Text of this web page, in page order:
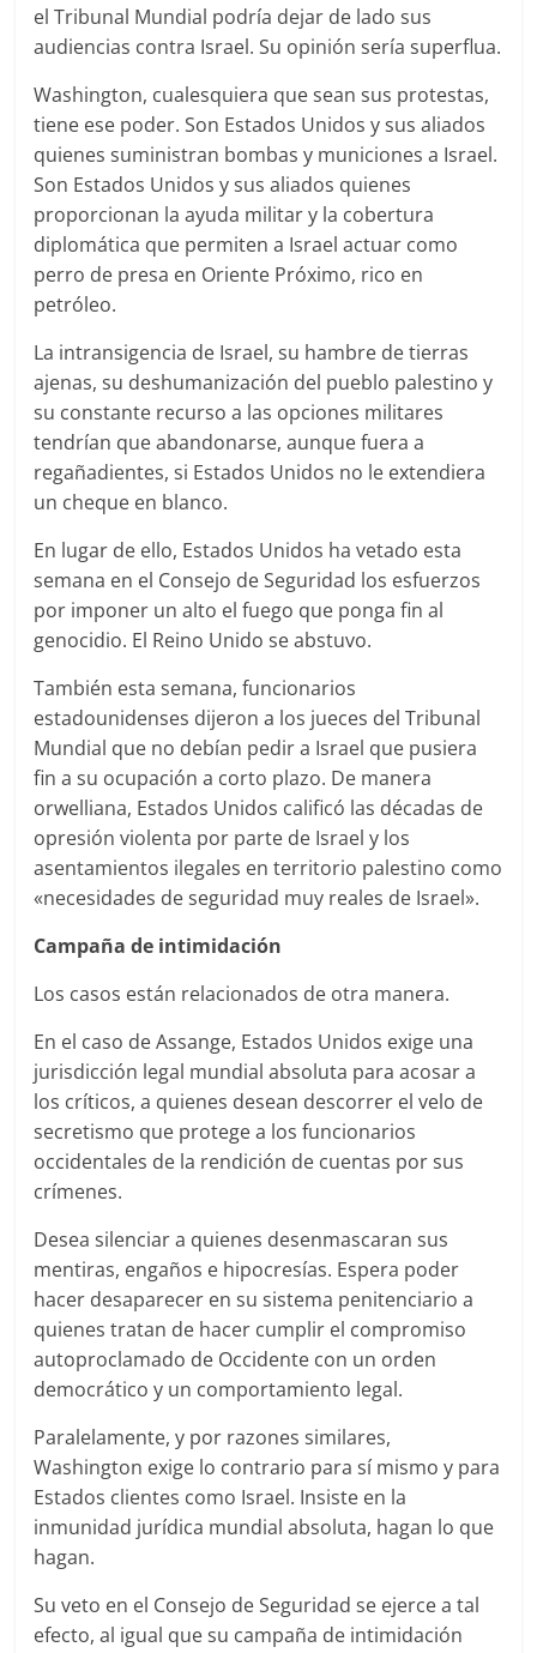
el Tribunal Mundial podría dejar de lado sus
audiencias contra Israel. Su opinión sería superflua.
Washington, cualesquiera que sean sus protestas,
tiene ese poder. Son Estados Unidos y sus aliados
quienes suministran bombas y municiones a Israel.
Son Estados Unidos y sus aliados quienes
proporcionan la ayuda militar y la cobertura
diplomática que permiten a Israel actuar como
perro de presa en Oriente Próximo, rico en
petróleo.
La intransigencia de Israel, su hambre de tierras
ajenas, su deshumanización del pueblo palestino y
su constante recurso a las opciones militares
tendrían que abandonarse, aunque fuera a
regañadientes, si Estados Unidos no le extendiera
un cheque en blanco.
En lugar de ello, Estados Unidos ha vetado esta
semana en el Consejo de Seguridad los esfuerzos
por imponer un alto el fuego que ponga fin al
genocidio. El Reino Unido se abstuvo.
También esta semana, funcionarios
estadounidenses dijeron a los jueces del Tribunal
Mundial que no debían pedir a Israel que pusiera
fin a su ocupación a corto plazo. De manera
orwelliana, Estados Unidos calificó las décadas de
opresión violenta por parte de Israel y los
asentamientos ilegales en territorio palestino como
«necesidades de seguridad muy reales de Israel».
Campaña de intimidación
Los casos están relacionados de otra manera.
En el caso de Assange, Estados Unidos exige una
jurisdicción legal mundial absoluta para acosar a
los críticos, a quienes desean descorrer el velo de
secretismo que protege a los funcionarios
occidentales de la rendición de cuentas por sus
crímenes.
Desea silenciar a quienes desenmascaran sus
mentiras, engaños e hipocresías. Espera poder
hacer desaparecer en su sistema penitenciario a
quienes tratan de hacer cumplir el compromiso
autoproclamado de Occidente con un orden
democrático y un comportamiento legal.
Paralelamente, y por razones similares,
Washington exige lo contrario para sí mismo y para
Estados clientes como Israel. Insiste en la
inmunidad jurídica mundial absoluta, hagan lo que
hagan.
Su veto en el Consejo de Seguridad se ejerce a tal
efecto, al igual que su campaña de intimidación